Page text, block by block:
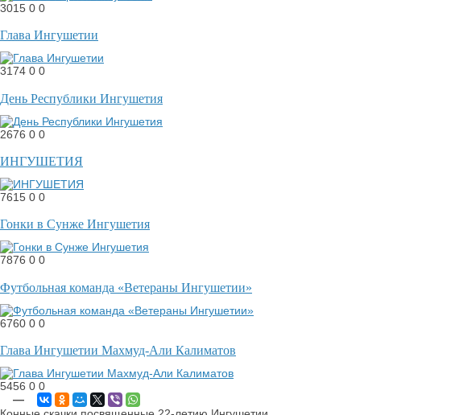
3015 0 0
Глава Ингушетии
3174 0 0
День Республики Ингушетия
2676 0 0
ИНГУШЕТИЯ
7615 0 0
Гонки в Сунже Ингушетия
7876 0 0
Футбольная команда «Ветераны Ингушетии»
6760 0 0
Глава Ингушетии Махмуд-Али Калиматов
5456 0 0
—